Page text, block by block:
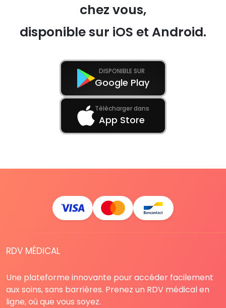
chez vous,
disponible sur iOS et Android.
DISPONIBLE SUR
Google Play
Télécharger dans
App Store
RDV MÉDICAL
Une plateforme innovante pour accéder facilement
aux soins, sans barrières. Prenez un RDV médical en
ligne, où que vous soyez.